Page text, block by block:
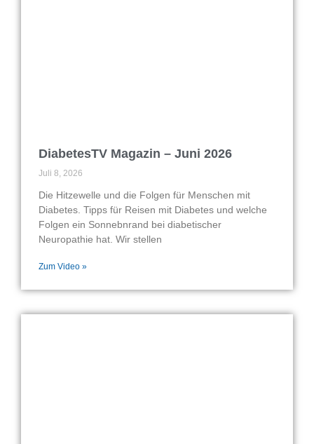
DiabetesTV Magazin – Juni 2026
Juli 8, 2026
Die Hitzewelle und die Folgen für Menschen mit
Diabetes. Tipps für Reisen mit Diabetes und welche
Folgen ein Sonnebnrand bei diabetischer
Neuropathie hat. Wir stellen
Zum Video »